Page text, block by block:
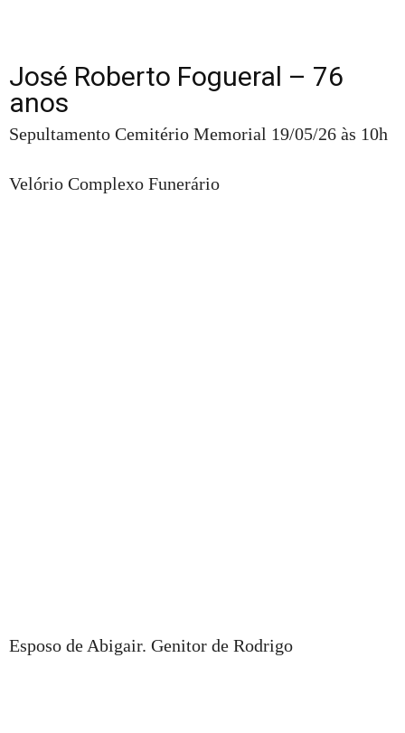
José Roberto Fogueral – 76
anos
Sepultamento Cemitério Memorial 19/05/26 às 10h
Velório Complexo Funerário
Esposo de Abigair. Genitor de Rodrigo